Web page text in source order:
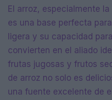
El arroz, especialmente
es una base perfecta
ligera y su capacidad
convierten en el aliado
frutas jugosas y frutos
de arroz no solo es
una fuente excelente de